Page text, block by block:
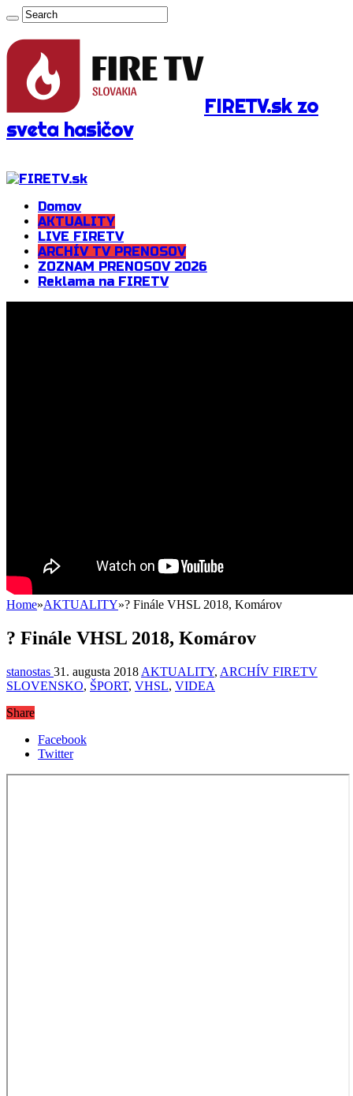
FIRETV.sk zo
sveta hasičov
Domov
AKTUALITY
LIVE FIRETV
ARCHÍV TV PRENOSOV
ZOZNAM PRENOSOV 2026
Reklama na FIRETV
Home»AKTUALITY»? Finále VHSL 2018, Komárov
? Finále VHSL 2018, Komárov
stanostas 31. augusta 2018 AKTUALITY, ARCHÍV FIRETV
SLOVENSKO, ŠPORT, VHSL, VIDEA
Share
Facebook
Twitter